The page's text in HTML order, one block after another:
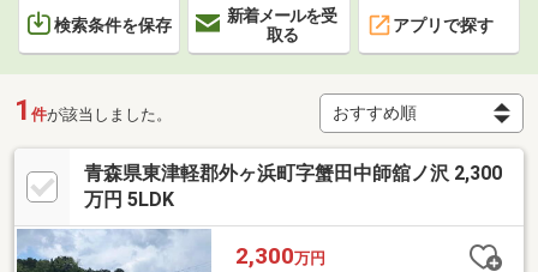
検索条件を保存
新着メールを受
取る
アプリで探す
1 件が該当しました。
青森県東津軽郡外ヶ浜町字蟹田中師舘ノ沢 2,300
万円 5LDK
2,300万円